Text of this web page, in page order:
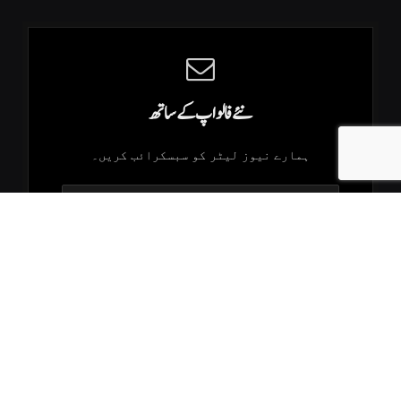
نئے فالو اپ کے ساتھ
ہمارے نیوز لیٹر کو سبسکرائب کریں۔